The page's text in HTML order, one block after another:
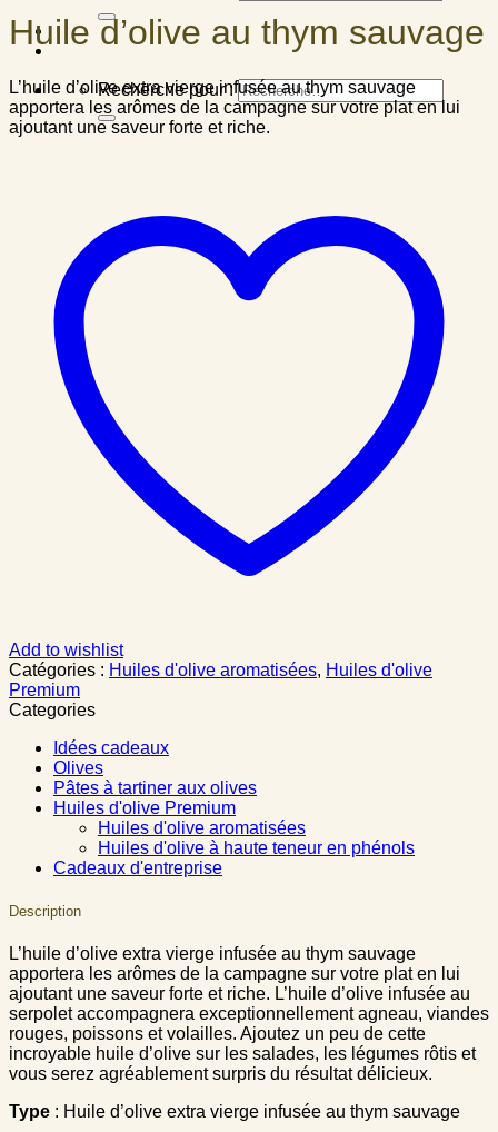
Recherche pour :
Huile d’olive au thym sauvage
L’huile d’olive extra vierge infusée au thym sauvage
apportera les arômes de la campagne sur votre plat en lui
ajoutant une saveur forte et riche.
Add to wishlist
Catégories : Huiles d'olive aromatisées, Huiles d'olive
Premium
Categories
Idées cadeaux
Olives
Pâtes à tartiner aux olives
Huiles d'olive Premium
Huiles d'olive aromatisées
Huiles d'olive à haute teneur en phénols
Cadeaux d'entreprise
Description
L’huile d’olive extra vierge infusée au thym sauvage
apportera les arômes de la campagne sur votre plat en lui
ajoutant une saveur forte et riche. L’huile d’olive infusée au
serpolet accompagnera exceptionnellement agneau, viandes
rouges, poissons et volailles. Ajoutez un peu de cette
incroyable huile d’olive sur les salades, les légumes rôtis et
vous serez agréablement surpris du résultat délicieux.
Type : Huile d’olive extra vierge infusée au thym sauvage